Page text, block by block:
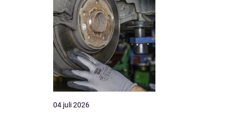
04 juli 2026